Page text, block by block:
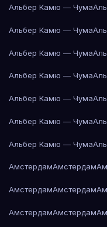
Альбер Камю — Чума
Альбер Камю — Чума
Альбер Камю — Чума
Альбер Камю — Чума
Альбер Камю — Чума
Альбер Камю — Чума
Альбер Камю — Чума
АмстердамАмстердам
АмстердамАмстердам
АмстердамАмстердам